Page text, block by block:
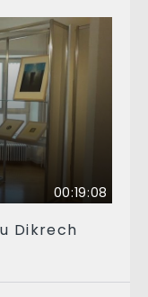
00:19:08
Dikrech